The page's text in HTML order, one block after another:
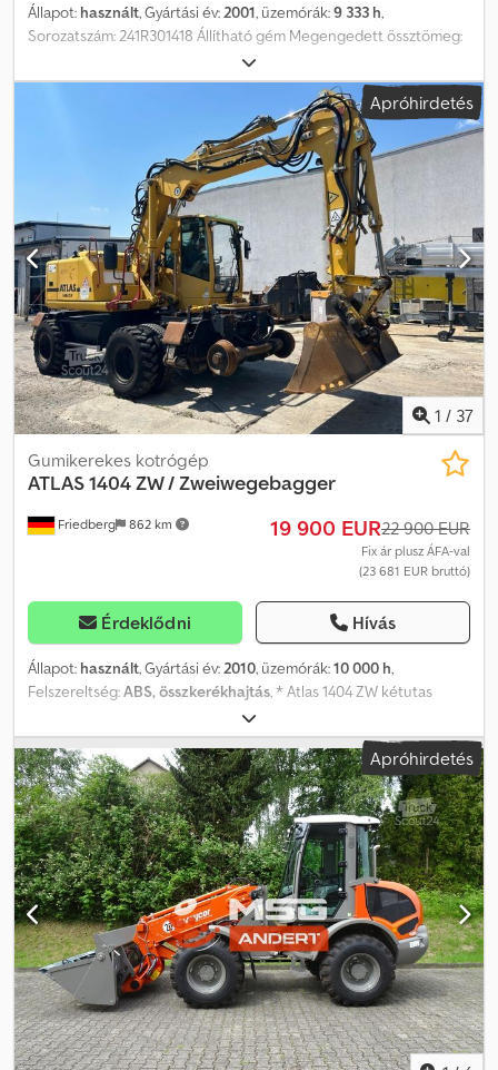
Állapot: használt, Gyártási év:2001, üzemórák:9 333 h,
Sorozatszám: 241R301418 Állítható gém Megengedett össztömeg:
18.500 kg Üzemóra: 9.333 h Klíma Rádió ---- Láncok - 600 mm
széles Gép szélessége: kb. 2.795 mm Mechanikus gyorscsatlakozó
2.650 mm hosszú kanálszár Első védőrács Munkagépek: Földkanál
- vágási szélesség 850 mm Dcodpet Rm Dhefx Anrsk A
változtatások, közbenső értékesítés és tévedések jogát
kifejezetten fenntartjuk. A leírás a jármű általános azonosítását
szolgálja, és nem jelent jogi garanciát az adásvételi jog
értelmében. Minden esetben a vételi szerződésben szereplő
leírás az irányadó. Ajánlatunk általában nem tartalmaz friss műszaki
vizsga (TÜV) elvégzését. Amennyiben új TÜV vizsgát szeretne,
szívesen adunk ajánlatot partner szervizeinkben történő
elvégzésére! A jármű reklámmatricával ellátva és/vagy feliratozva
lehet. Általános szállítási és fizetési feltételeink érvényesek.
Apróhirdetés
1 / 37
Friedberg 862 km
Gumikerekes kotrógép
ATLAS1404 ZW / Zweiwegebagger
19 900 EUR22 900 EUR
Fix ár plusz ÁFA-val
(23 681 EUR bruttó)
Érdeklődni Hívás
Állapot: használt, Gyártási év:2010, üzemórák:10 000 h,
Felszereltség:ABS, összkerékhajtás, * Atlas 1404 ZW kétutas
kotrógép * Gyártási év: 2010 Dcodozf T N Hspfx Anrjk * Üzemóra:
10 000 h * hidraulikus támasztólábak * tolatókamera * további
képek és videók Whatsappon * Az adatok tájékoztató jellegűek,
az előzetes értékesítés jogát fenntartjuk.
Apróhirdetés